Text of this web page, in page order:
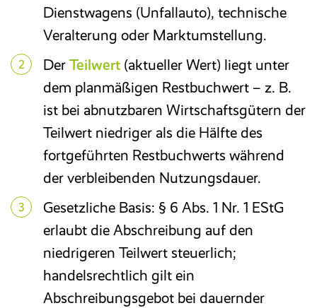
E-Rechnung
Faktura
Excel-basiertes Reporting
Archivierung/Workflow
Dienstwagens (Unfallauto), technische
Veralterung oder Marktumstellung.
Der Teilwert (aktueller Wert) liegt unter
dem planmäßigen Restbuchwert – z. B.
ist bei abnutzbaren Wirtschaftsgütern der
Teilwert niedriger als die Hälfte des
fortgeführten Restbuchwerts während
der verbleibenden Nutzungsdauer.
Gesetzliche Basis: § 6 Abs. 1 Nr. 1 EStG
erlaubt die Abschreibung auf den
niedrigeren Teilwert steuerlich;
handelsrechtlich gilt ein
Abschreibungsgebot bei dauernder